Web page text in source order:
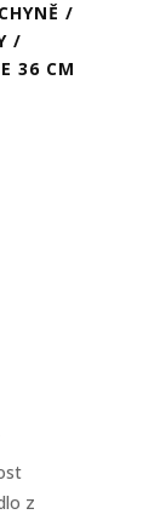
/
/
36 CM
z